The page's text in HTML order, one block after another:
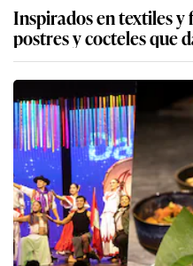
Inspirados en textiles y
postres y cocteles que